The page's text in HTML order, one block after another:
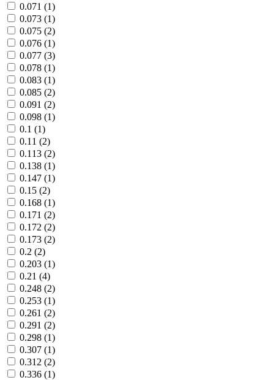
0.071 (1)
0.073 (1)
0.075 (2)
0.076 (1)
0.077 (3)
0.078 (1)
0.083 (1)
0.085 (2)
0.091 (2)
0.098 (1)
0.1 (1)
0.11 (2)
0.113 (2)
0.138 (1)
0.147 (1)
0.15 (2)
0.168 (1)
0.171 (2)
0.172 (2)
0.173 (2)
0.2 (2)
0.203 (1)
0.21 (4)
0.248 (2)
0.253 (1)
0.261 (2)
0.291 (2)
0.298 (1)
0.307 (1)
0.312 (2)
0.336 (1)